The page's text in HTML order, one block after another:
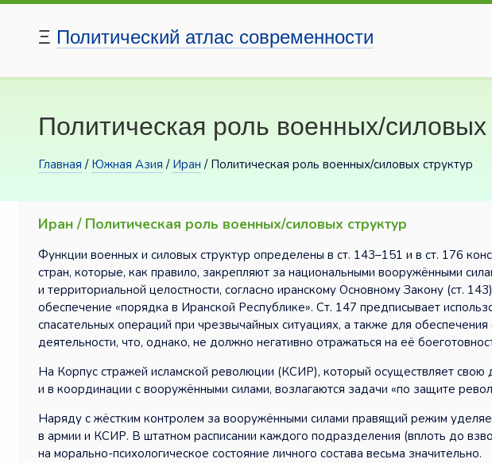
Ξ Политический атлас современности
Политическая роль военных/силовых
Главная / Южная Азия / Иран / Политическая роль военных/силовых структур
Иран / Политическая роль военных/силовых структур
Функции военных и силовых структур определены в ст. 143–151 и в ст. 176
стран, которые, как правило, закрепляют за национальными вооружёнными
и территориальной целостности, согласно иранскому Основному Закону (ст.
обеспечение «порядка в Иранской Республике». Ст. 147 предписывает
спасательных операций при чрезвычайных ситуациях, а также для
деятельности, что, однако, не должно негативно отражаться на её
На Корпус стражей исламской революции (КСИР), который осуществляет свою
и в координации с вооружёнными силами, возлагаются задачи «по защите
Наряду с жёстким контролем за вооружёнными силами правящий режим
в армии и КСИР. В штатном расписании каждого подразделения (вплоть до
на морально-психологическое состояние личного состава весьма значительно.